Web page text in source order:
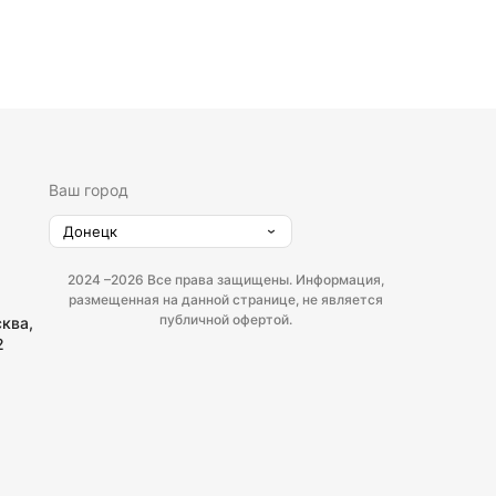
Ваш город
Донецк
2024 –2026 Все права защищены. Информация,
размещенная на данной странице, не является
публичной офертой.